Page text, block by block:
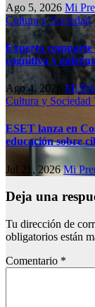
Ago 5, 2026 Mi
Cultura y Sociedad
Experto comparte
cognitivo у
Ago 4, 2026 Mi
Cultura y Sociedad
ESET lanza en
educación sobre
Jul 21, 2026Mi
Deja una
Tu dirección de
obligatorios están
Comentario *